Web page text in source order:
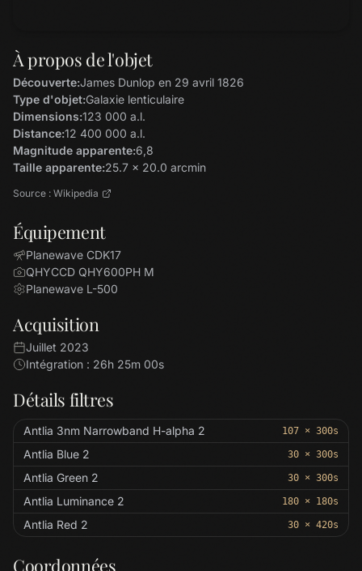
À propos de l'objet
Découverte:James Dunlop en 29 avril 1826
Type d'objet:Galaxie lenticulaire
Dimensions:123 000 a.l.
Distance:12 400 000 a.l.
Magnitude apparente:6,8
Taille apparente:25.7 x 20.0 arcmin
Source : Wikipedia
Équipement
Planewave CDK17
QHYCCD QHY600PH M
Planewave L-500
Acquisition
Juillet 2023
Intégration : 26h 25m 00s
Détails filtres
Antlia 3nm Narrowband H-alpha 2 107 × 300s
Antlia Blue 2 30 × 300s
Antlia Green 2 30 × 300s
Antlia Luminance 2 180 × 180s
Antlia Red 2 30 × 420s
Coordonnées